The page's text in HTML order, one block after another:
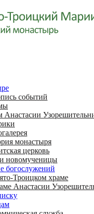
событий
Анастасии
монастыря
церковь
новомученицы
богослужений
Троицком храме
Анастасии